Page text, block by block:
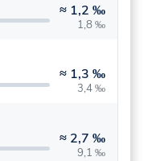
≈ 1,2 ‰
1,8 ‰
≈ 1,3 ‰
3,4 ‰
≈ 2,7 ‰
9,1 ‰